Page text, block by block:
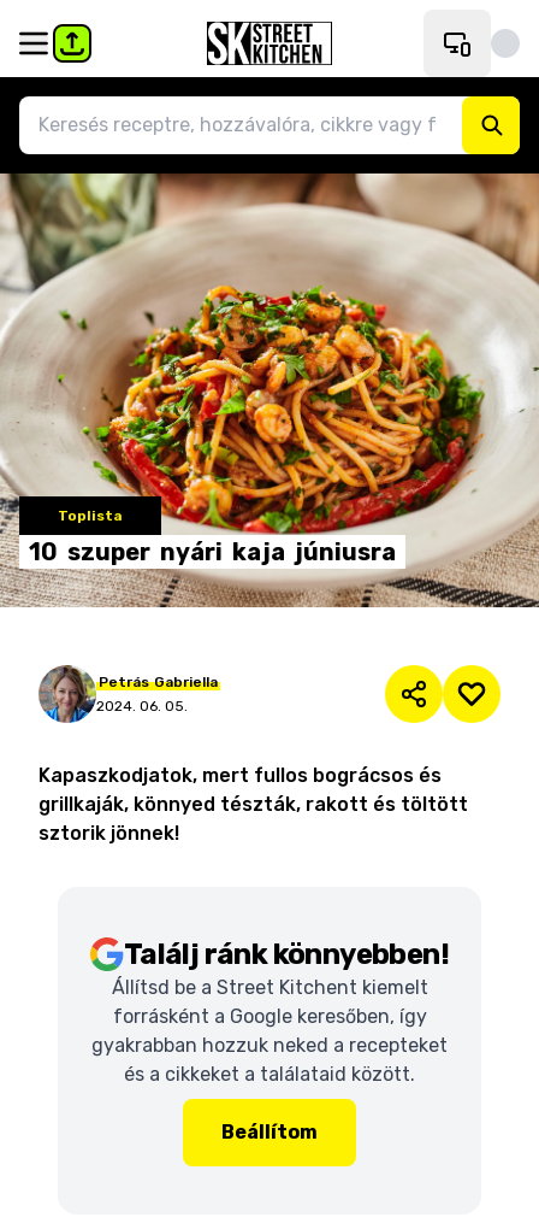
Toplista
10 szuper nyári kaja júniusra
Petrás Gabriella
2024. 06. 05.
Kapaszkodjatok, mert fullos bográcsos és
grillkaják, könnyed tészták, rakott és töltött
sztorik jönnek!
Találj ránk könnyebben!
Állítsd be a Street Kitchent kiemelt
forrásként a Google keresőben, így
gyakrabban hozzuk neked a recepteket
és a cikkeket a találataid között.
Beállítom